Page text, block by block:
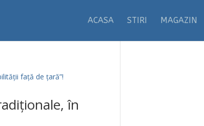
ACASA STIRI MAGAZIN
în